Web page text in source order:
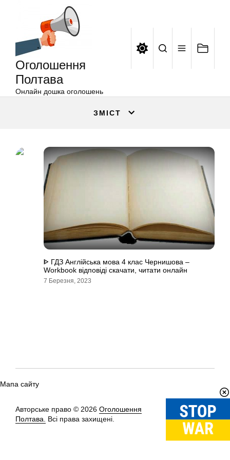
Оголошення
Полтава
Онлайн дошка оголошень
ЗМІСТ
ᐈ ГДЗ Англійська мова 4 клас Чернишова –
Workbook відповіді скачати, читати онлайн
7 Березня, 2023
Мапа сайту
Авторське право © 2026 Оголошення
Полтава.
Всі права захищені.
Вгору↑